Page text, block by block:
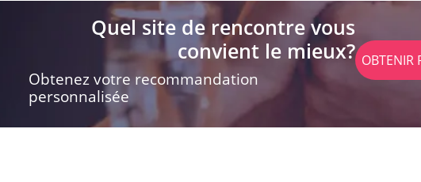
Quel site de rencontre vous
convient le mieux?
Obtenez votre recommandation
personnalisée
OBTENIR